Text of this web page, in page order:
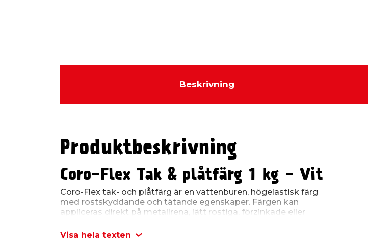
Beskrivning
Produktbeskrivning
Coro-Flex Tak & plåtfärg 1 kg - Vit
Coro-Flex tak- och plåtfärg är en vattenburen, högelastisk färg
med rostskyddande och tätande egenskaper. Färgen kan
appliceras direkt på metallrena, lätt rostiga, förzinkade eller
exempelvis plåttak, plåtfasader, plåtinklädda skorstenar,
Visa hela texten